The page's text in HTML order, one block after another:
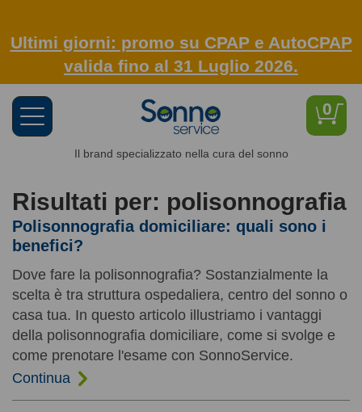
Ultimi giorni: promo su CPAP e AutoCPAP
valida fino al 31 Luglio 2026.
0
Toggle
navigation
Il brand specializzato nella cura del sonno
Risultati per: polisonnografia
Polisonnografia domiciliare: quali sono i
benefici?
Dove fare la polisonnografia? Sostanzialmente la
scelta è tra struttura ospedaliera, centro del sonno o
casa tua. In questo articolo illustriamo i vantaggi
della polisonnografia domiciliare, come si svolge e
come prenotare l'esame con SonnoService.
Continua